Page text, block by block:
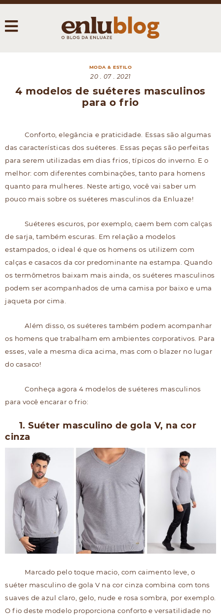
MODA & ESTILO
20 . 07 . 2021
4 modelos de suéteres masculinos
para o frio
Conforto, elegância e praticidade. Essas são algumas
das características dos suéteres. Essas peças são perfeitas
para serem utilizadas em dias frios, típicos do inverno. E o
melhor: com diferentes combinações, tanto para homens
quanto para mulheres. Neste artigo, você vai saber um
pouco mais sobre os suéteres masculinos da Enluaze!
Suéteres escuros, por exemplo, caem bem com calças
de sarja, também escuras. Em relação a modelos
estampados, o ideal é que os homens os utilizem com
calças e casacos da cor predominante na estampa. Quando
os termômetros baixam mais ainda, os suéteres masculinos
podem ser acompanhados de uma camisa por baixo e uma
jaqueta por cima.
Além disso, os suéteres também podem acompanhar
os homens que trabalham em ambientes corporativos. Para
esses, vale a mesma dica acima, mas com o blazer no lugar
do casaco!
Conheça agora 4 modelos de suéteres masculinos
para você encarar o frio:
1. Suéter masculino de gola V, na cor
cinza
Marcado pelo toque macio, com caimento leve, o
suéter masculino de gola V na cor cinza combina com tons
suaves de azul claro, gelo, nude e rosa sombra, por exemplo.
O fio deste modelo proporciona conforto e versatilidade no